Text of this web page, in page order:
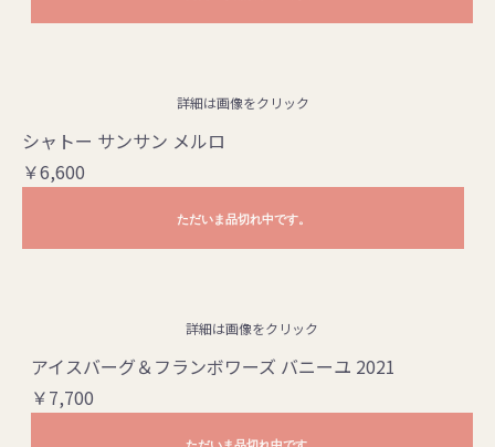
詳細は画像をクリック
シャトー サンサン メルロ
￥6,600
ただいま品切れ中です。
詳細は画像をクリック
アイスバーグ＆フランボワーズ バニーユ 2021
￥7,700
ただいま品切れ中です。